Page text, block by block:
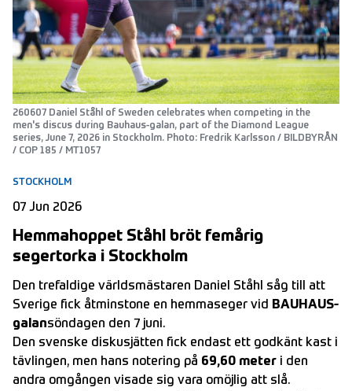
260607 Daniel Ståhl of Sweden celebrates when competing in the
men's discus during Bauhaus-galan, part of the Diamond League
series, June 7, 2026 in Stockholm. Photo: Fredrik Karlsson / BILDBYRÅN
/ COP 185 / MT1057
STOCKHOLM
07 Jun 2026
Hemmahoppet Ståhl bröt femårig
segertorka i Stockholm
Den trefaldige världsmästaren Daniel Ståhl såg till att
Sverige fick åtminstone en hemmaseger vid BAUHAUS-
galansöndagen den 7 juni.
Den svenske diskusjätten fick endast ett godkänt kast i
tävlingen, men hans notering på 69,60 meter i den
andra omgången visade sig vara omöjlig att slå.